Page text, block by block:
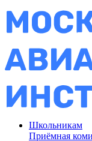
Школьникам
Приёмная